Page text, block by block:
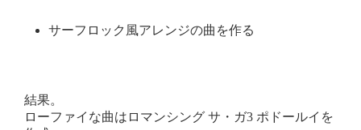
サーフロック風アレンジの曲を作る
結果。
ローファイな曲はロマンシング サ・ガ3 ポドールイを